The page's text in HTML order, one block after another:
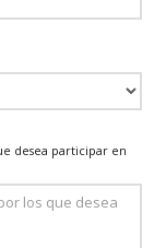
desea participar en